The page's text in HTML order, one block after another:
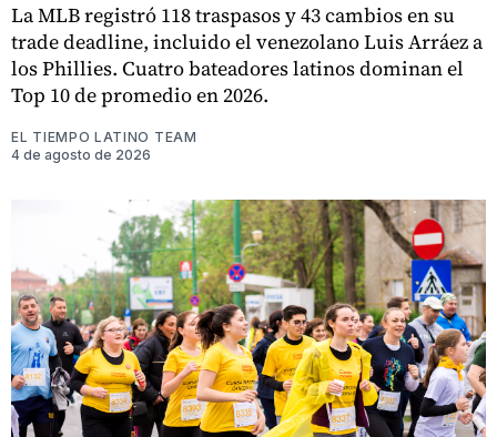
La MLB registró 118 traspasos y 43 cambios en su
trade deadline, incluido el venezolano Luis Arráez a
los Phillies. Cuatro bateadores latinos dominan el
Top 10 de promedio en 2026.
EL TIEMPO LATINO TEAM
4 de agosto de 2026